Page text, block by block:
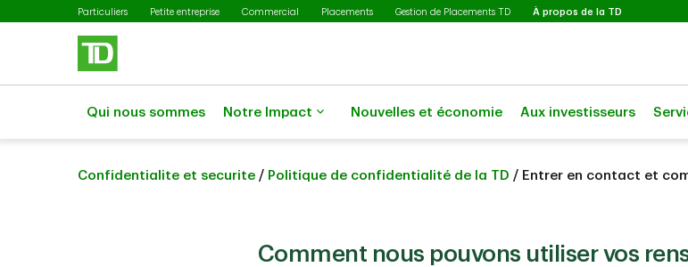
Passer au contenu principal
Particuliers Petite entreprise Commercial Placements Gestion de Placements TD À propos de la TD
Qui nous sommes Notre Impact Nouvelles et économie Aux investisseurs
Confidentialite et securite / Politique de confidentialité de la TD / Entrer en contact et
Comment nous pouvons utiliser vos